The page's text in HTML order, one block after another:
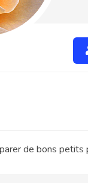
de bons petits